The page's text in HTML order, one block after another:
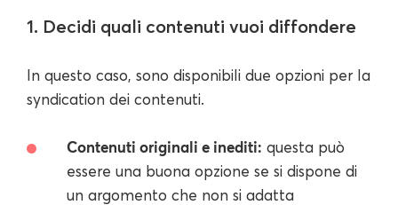
1. Decidi quali contenuti vuoi diffondere
In questo caso, sono disponibili due opzioni per la
syndication dei contenuti.
Contenuti originali e inediti: questa può
essere una buona opzione se si dispone di
un argomento che non si adatta